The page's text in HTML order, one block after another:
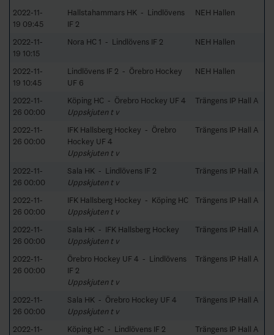
2022-11-
19 09:45
Hallstahammars HK - Lindlövens
IF 2
NEH Hallen
2022-11-
19 10:15
Nora HC 1 - Lindlövens IF 2 NEH Hallen
2022-11-
19 10:45
Lindlövens IF 2 - Örebro Hockey
UF 6
NEH Hallen
2022-11-
26 00:00
Köping HC - Örebro Hockey UF 4
Uppskjuten t v
Trängens IP Hall A
2022-11-
26 00:00
IFK Hallsberg Hockey - Örebro
Hockey UF 4
Uppskjuten t v
Trängens IP Hall A
2022-11-
26 00:00
Sala HK - Lindlövens IF 2
Uppskjuten t v
Trängens IP Hall A
2022-11-
26 00:00
IFK Hallsberg Hockey - Köping HC
Uppskjuten t v
Trängens IP Hall A
2022-11-
26 00:00
Sala HK - IFK Hallsberg Hockey
Uppskjuten t v
Trängens IP Hall A
2022-11-
26 00:00
Örebro Hockey UF 4 - Lindlövens
IF 2
Uppskjuten t v
Trängens IP Hall A
2022-11-
26 00:00
Sala HK - Örebro Hockey UF 4
Uppskjuten t v
Trängens IP Hall A
2022-11-
Köping HC - Lindlövens IF 2
Trängens IP Hall A